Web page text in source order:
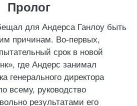
Пролог
для Андерса Ганлоу быть
причинам. Во-первых,
срок в новой
где Андерс занимал
генерального директора
всему, руководство
результатами его